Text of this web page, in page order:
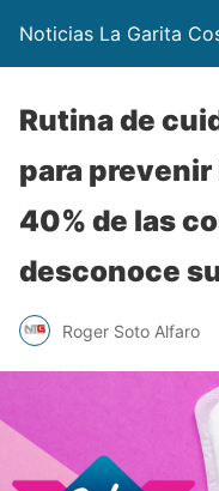
Noticias La Garita
Rutina de
para
40% de las
desconoce
Roger Soto Alfaro